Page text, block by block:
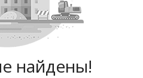
найдены!